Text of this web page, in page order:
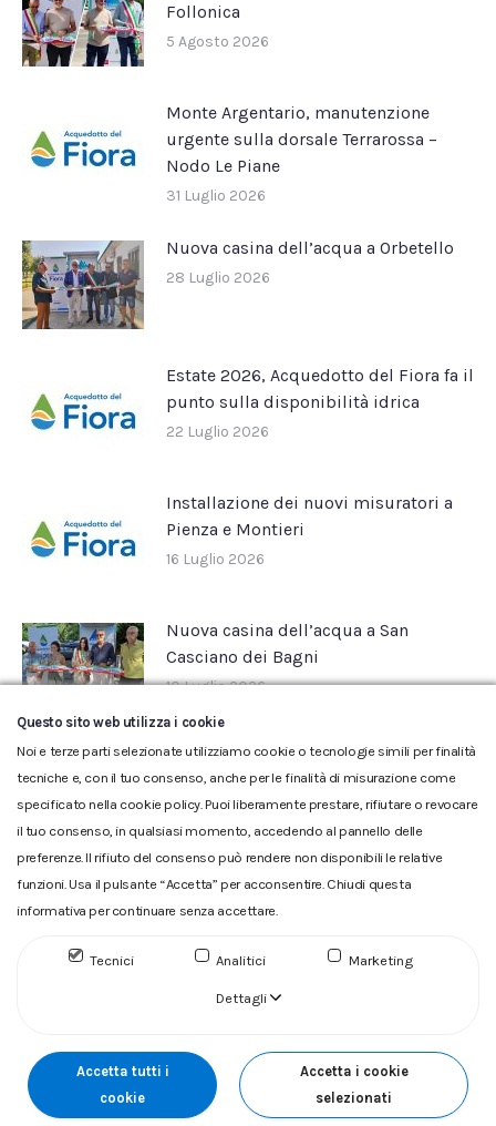
Follonica
5 Agosto 2026
Monte Argentario, manutenzione
urgente sulla dorsale Terrarossa –
Nodo Le Piane
31 Luglio 2026
Nuova casina dell’acqua a Orbetello
28 Luglio 2026
Estate 2026, Acquedotto del Fiora fa il
punto sulla disponibilità idrica
22 Luglio 2026
Installazione dei nuovi misuratori a
Pienza e Montieri
16 Luglio 2026
Nuova casina dell’acqua a San
Casciano dei Bagni
10 Luglio 2026
Glossario|Privacy|Cookie|Reclamo
fiscale 00304790538 (P.IVA) già iscritta al n.10.029 - Capitale
Questo sito web utilizza i cookie
Noi e terze parti selezionate utilizziamo cookie o tecnologie simili per finalità
tecniche e, con il tuo consenso, anche per le finalità di misurazione come
specificato nella cookie policy. Puoi liberamente prestare, rifiutare o revocare
il tuo consenso, in qualsiasi momento, accedendo al pannello delle
preferenze. Il rifiuto del consenso può rendere non disponibili le relative
funzioni. Usa il pulsante “Accetta” per acconsentire. Chiudi questa
informativa per continuare senza accettare.
Tecnici Analitici Marketing
Dettagli
Accetta tutti i
cookie
Accetta i cookie
selezionati